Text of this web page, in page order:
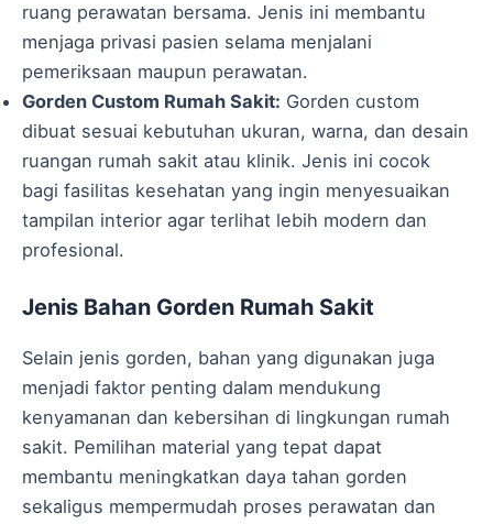
ruang perawatan bersama. Jenis ini membantu
menjaga privasi pasien selama menjalani
pemeriksaan maupun perawatan.
Gorden Custom Rumah Sakit: Gorden custom
dibuat sesuai kebutuhan ukuran, warna, dan desain
ruangan rumah sakit atau klinik. Jenis ini cocok
bagi fasilitas kesehatan yang ingin menyesuaikan
tampilan interior agar terlihat lebih modern dan
profesional.
Jenis Bahan Gorden Rumah Sakit
Selain jenis gorden, bahan yang digunakan juga
menjadi faktor penting dalam mendukung
kenyamanan dan kebersihan di lingkungan rumah
sakit. Pemilihan material yang tepat dapat
membantu meningkatkan daya tahan gorden
sekaligus mempermudah proses perawatan dan